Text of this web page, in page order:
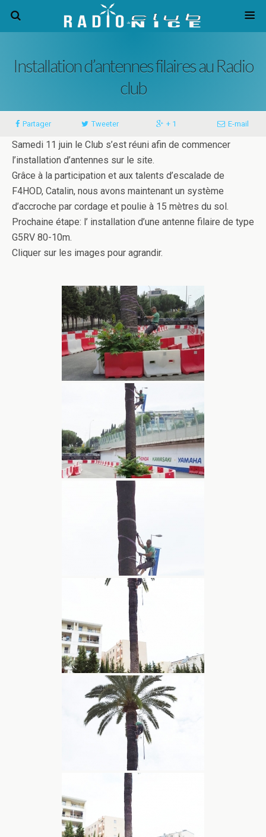
Installation d’antennes filaires au Radio
club
Partager Tweeter + 1 E-mail
Samedi 11 juin le Club s’est réuni afin de commencer
l’installation d’antennes sur le site.
Grâce à la participation et aux talents d’escalade de
F4HOD, Catalin, nous avons maintenant un système
d’accroche par cordage et poulie à 15 mètres du sol.
Prochaine étape: l’ installation d’une antenne filaire de type
G5RV 80-10m.
Cliquer sur les images pour agrandir.